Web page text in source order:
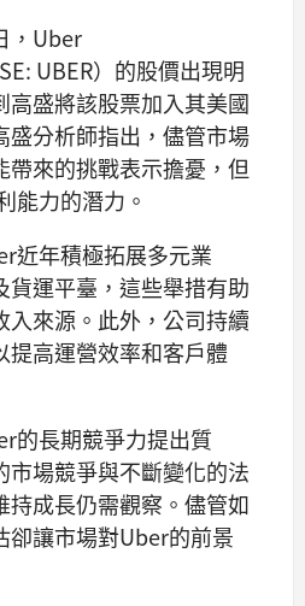
，Uber
UBER）的股價出現明
高盛將該股票加入其美國
盛分析師指出，儘管市場
來的挑戰表示擔憂，但
能力的潛力。
近年積極拓展多元業
貨運平臺，這些舉措有助
入來源。此外，公司持續
提高運營效率和客戶體
的長期競爭力提出質
市場競爭與不斷變化的法
持成長仍需觀察。儘管如
卻讓市場對Uber的前景